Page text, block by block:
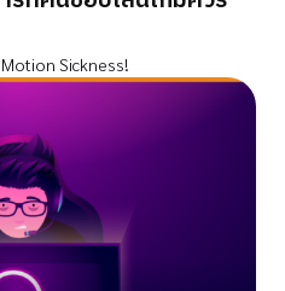
Sickness!